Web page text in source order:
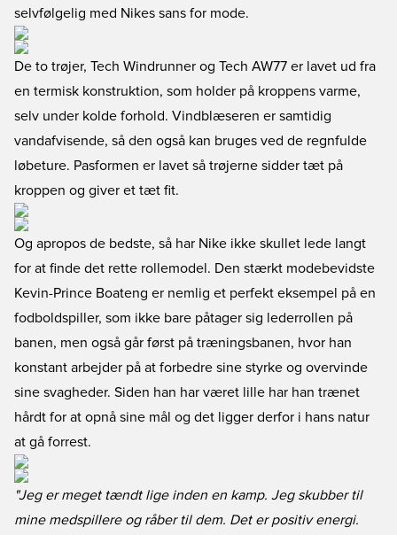
selvfølgelig med Nikes sans for mode.
De to trøjer, Tech Windrunner og Tech AW77 er lavet ud fra
en termisk konstruktion, som holder på kroppens varme,
selv under kolde forhold. Vindblæseren er samtidig
vandafvisende, så den også kan bruges ved de regnfulde
løbeture. Pasformen er lavet så trøjerne sidder tæt på
kroppen og giver et tæt fit.
Og apropos de bedste, så har Nike ikke skullet lede langt
for at finde det rette rollemodel. Den stærkt modebevidste
Kevin-Prince Boateng er nemlig et perfekt eksempel på en
fodboldspiller, som ikke bare påtager sig lederrollen på
banen, men også går først på træningsbanen, hvor han
konstant arbejder på at forbedre sine styrke og overvinde
sine svagheder. Siden han har været lille har han trænet
hårdt for at opnå sine mål og det ligger derfor i hans natur
at gå forrest.
"Jeg er meget tændt lige inden en kamp. Jeg skubber til
mine medspillere og råber til dem. Det er positiv energi.